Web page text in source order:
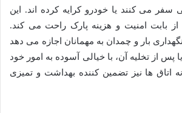
می کنند یا خودرو کرایه کرده اند. این
از بابت امنیت و هزینه پارک راحت می کند.
بار و چمدان به مهمانان اجازه می دهد
پس از تخلیه آن، با خیالی آسوده به امور خود
اتاق ها نیز تضمین کننده بهداشت و تمیزی